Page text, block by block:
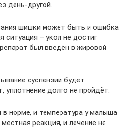
день-другой.
шишки может быть и ошибка
ситуация – укол не достиг
был введён в жировой
суспензии будет
уплотнение долго не пройдёт.
в норме, и температура у малыша
реакция, и лечение не